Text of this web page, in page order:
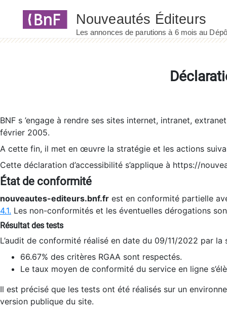
BNF s ’engage à rendre ses sites internet, intranet,
février 2005.
A cette fin, il met en œuvre la stratégie et les actions
Cette déclaration d’accessibilité s’applique à https://
État de conformité
nouveautes-editeurs.bnf.fr est en conformité partielle
4.1. Les non-conformités et les éventuelles dérogations
Résultat des tests
L’audit de conformité réalisé en date du 09/11/2022 par
66.67% des critères RGAA sont respectés.
Le taux moyen de conformité du service en ligne
Il est précisé que les tests ont été réalisés sur un
version publique du site.